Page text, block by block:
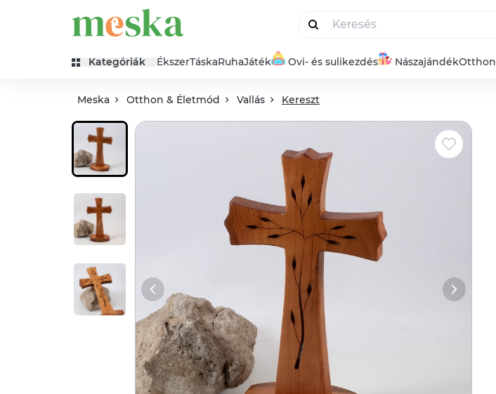
Kategóriák ÉkszerTáskaRuhaJáték Ovi- és sulikezdés NászajándékOtthon
Meska Otthon & Életmód Vallás Kereszt